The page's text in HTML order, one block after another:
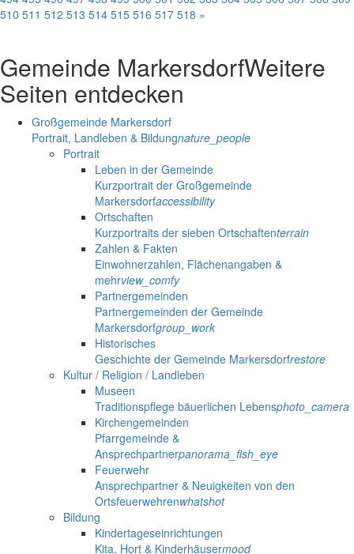
510 511 512 513 514 515 516 517 518 »
Gemeinde MarkersdorfWeitere
Seiten entdecken
Großgemeinde Markersdorf
Portrait, Landleben & Bildungnature_people
Portrait
Leben in der Gemeinde
Kurzportrait der Großgemeinde
Markersdorfaccessibility
Ortschaften
Kurzportraits der sieben Ortschaftenterrain
Zahlen & Fakten
Einwohnerzahlen, Flächenangaben &
mehrview_comfy
Partnergemeinden
Partnergemeinden der Gemeinde
Markersdorfgroup_work
Historisches
Geschichte der Gemeinde Markersdorfrestore
Kultur / Religion / Landleben
Museen
Traditionspflege bäuerlichen Lebensphoto_camera
Kirchengemeinden
Pfarrgemeinde &
Ansprechpartnerpanorama_fish_eye
Feuerwehr
Ansprechpartner & Neuigkeiten von den
Ortsfeuerwehrenwhatshot
Bildung
Kindertageseinrichtungen
Kita, Hort & Kinderhäusermood